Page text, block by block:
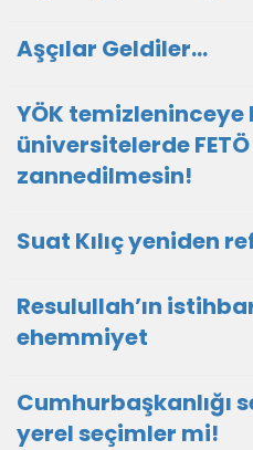
Aşçılar Geldiler…
YÖK
üniversitelerde
zannedilmesin!
Suat Kılıç yeniden
Resulullah’ın
ehemmiyet
Cumhurbaşkanlığı
yerel seçimler mi!